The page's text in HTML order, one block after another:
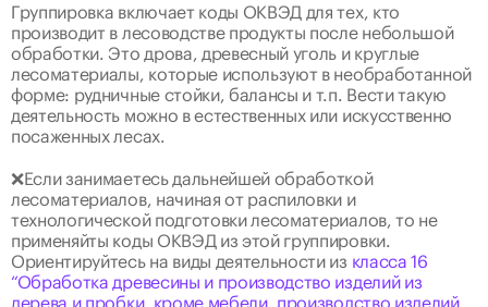
Группировка включает коды ОКВЭД для тех, кто
производит в лесоводстве продукты после небольшой
обработки. Это дрова, древесный уголь и круглые
лесоматериалы, которые используют в необработанной
форме: рудничные стойки, балансы и т.п. Вести такую
деятельность можно в естественных или искусственно
посаженных лесах.
❌Если занимаетесь дальнейшей обработкой
лесоматериалов, начиная от распиловки и
технологической подготовки лесоматериалов, то не
применяйты коды ОКВЭД из этой группировки.
Ориентируйтесь на виды деятельности из класса 16
“Обработка древесины и производство изделий из
дерева и пробки, кроме мебели, производство изделий